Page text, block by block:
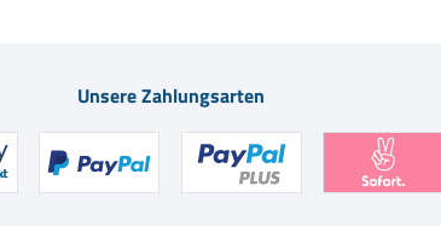
Unsere Zahlungsarten